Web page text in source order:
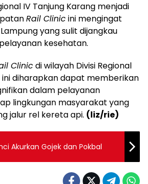
IV Tanjung Karang menjadi
Rail Clinicini mengingat
yang sulit dijangkau
kesehatan.
Clinicdi wilayah Divisi Regional
ini diharapkan dapat memberikan
dalam pelayanan
lingkungan masyarakat yang
jalur rel kereta api. (liz/rie)
Akurkan Gojek dan Pokbal